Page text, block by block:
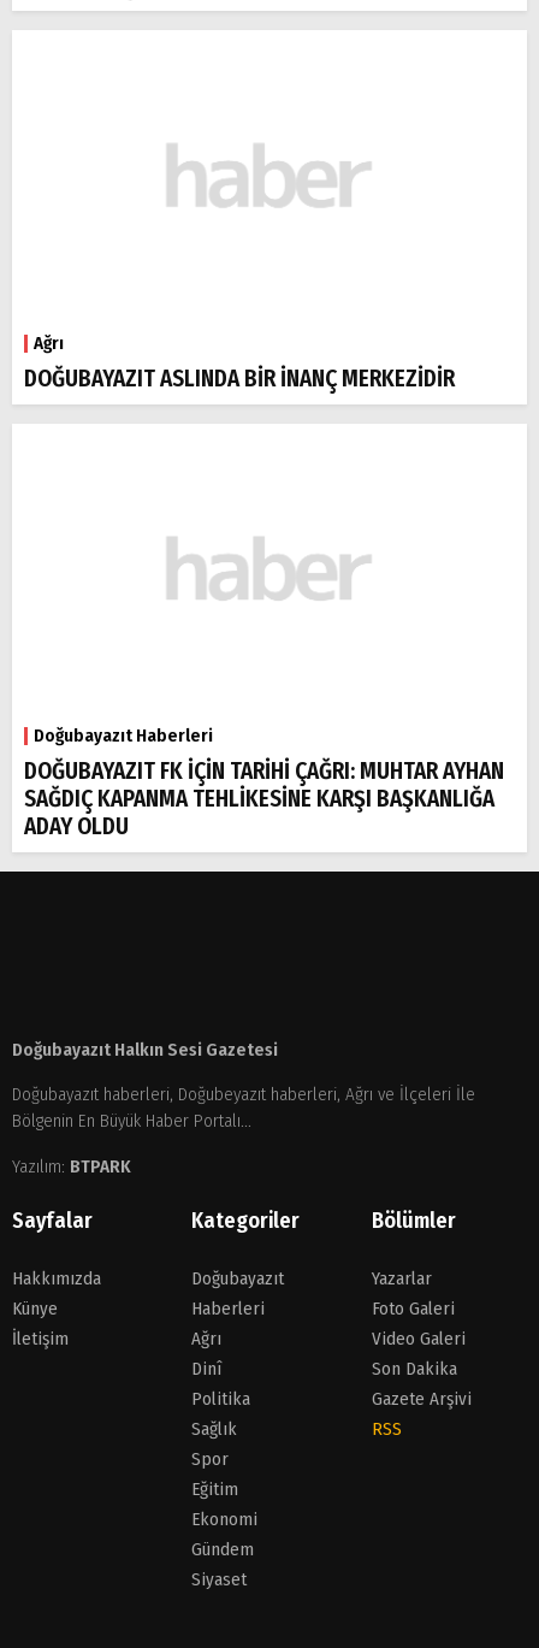
Ağrı
DOĞUBAYAZIT ASLINDA BİR İNANÇ MERKEZİDİR
Doğubayazıt Haberleri
DOĞUBAYAZIT FK İÇİN TARİHİ ÇAĞRI: MUHTAR AYHAN
SAĞDIÇ KAPANMA TEHLİKESİNE KARŞI BAŞKANLIĞA
ADAY OLDU
Doğubayazıt Halkın Sesi Gazetesi
Doğubayazıt haberleri, Doğubeyazıt haberleri, Ağrı ve İlçeleri İle
Bölgenin En Büyük Haber Portalı...
Yazılım: BTPARK
Sayfalar
Hakkımızda
Künye
İletişim
Kategoriler
Doğubayazıt
Haberleri
Ağrı
Dinî
Politika
Sağlık
Spor
Eğitim
Ekonomi
Gündem
Siyaset
Bölümler
Yazarlar
Foto Galeri
Video Galeri
Son Dakika
Gazete Arşivi
RSS